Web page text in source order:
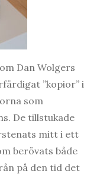
Dan Wolgers
”kopior” i
som
De tillstukade
mitt i ett
berövats både
på den tid det